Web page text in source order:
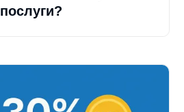
послуги?